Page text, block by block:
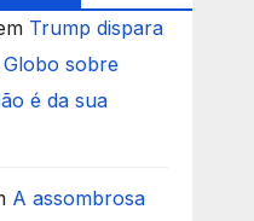
Trump dispara
sobre
é da sua
A assombrosa